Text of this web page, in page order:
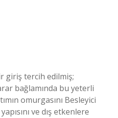
giriş tercih edilmiş;
bağlamında bu yeterli
omurgasını Besleyici
ve dış etkenlere